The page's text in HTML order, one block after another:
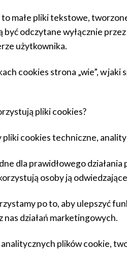
to małe pliki tekstowe,
być odczytane wyłącznie
użytkownika.
cookies strona „wie”, w
pliki cookies?
cookies techniczne,
dla prawidłowego
osoby ją
po to, aby ulepszyć
działań marketingowych.
plików cookie,